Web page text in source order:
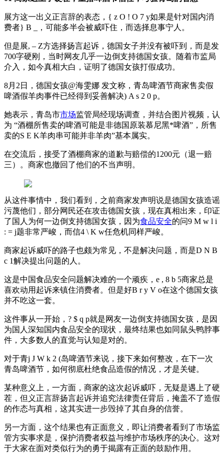
展方这一出义正言辞的表态， { z O ! O 7 y如果是针对国内消
费者} B _ ，可能多半会被威吓住，而选择息事宁人。
但是展, – Z方选择扬言起诉，德国女子并没有被吓到，而是发
700字硬刚，当时网友几乎一边倒支持德国女孩。随着市监局
介入，如今真相大白，证明了德国女孩打假成功。
8月2日，德国女孩@海雯娜 发文称，青岛啤酒节商家售卖假
啤酒假羊肉事件已经得到妥善解决) A s 2 0 p。
她表示，青岛市市场监管局经现场调查，并结合图片视频，认
为 “酒棚所售卖的啤酒可能是非德国原装慕尼黑*啤酒”，所售
卖的S E K羊肉串可能并非羊肉”基本属实。
在交流后，接受了酒棚商家的道歉与赔偿的1200元（退一赔
三）。商家也撤回了他们的不当声明。
从这件事情中，我们看到，之前商家发声明说是德国女孩造谣
污蔑他们，部分网民还在攻击德国女孩，现在真相出来，印证
了国人为何一边倒支持德国女孩，因为食品安全的问9 M w l i
: = j题非常严峻，而信4 \ K w任危机同样严峻。
商家起诉威吓的路子也颇为常见，不是解决问题，而是D N B
c 1解决提出问题的人。
这是中国食品安全问题解决难的一个顽疾， e , 8 b 5商家总是
喜欢动用起诉来镇住消费者。但是好B r y V o在这个德国女孩
并不吃这一套。
这件事从一开始， ? $ q p就是网友一边倒支持德国女孩，是因
为国人深知国内食品安全的现状，最终结果也如同鼠头鸭脖事
件，大多数人的直觉与认知是对的。
对于青j J W k 2 (岛啤酒节来说，接下来如何整改，在下一次
青岛啤酒节，如何彻底杜绝食品造假的情况，才是关键。
某种意义上，一方面，商家的这次起诉威吓，无疑是遇上了硬
茬，但义正言辞扬言起诉并追究法律责任背后，掩盖不了造假
的作态与真相，这其实进一步毁掉了其自身的信誉。
另一方面，这个结果也有正面意义，即让消费者看到了市场监
管方实事求是，保护消费者权益与维护市场秩序的决心。这对
于大家在面对类似行为的勇于揭露有正面的鼓励作用。